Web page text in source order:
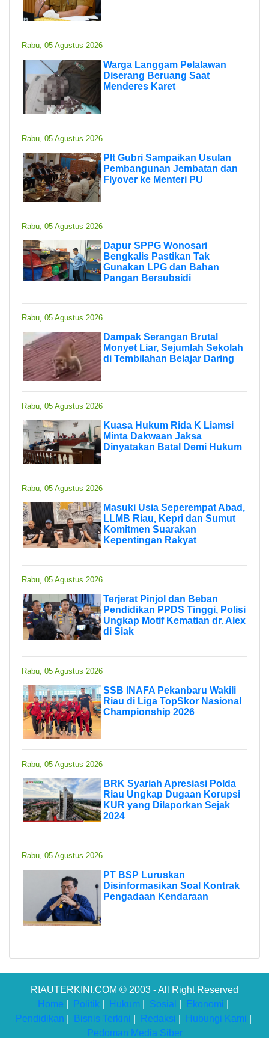
Rabu, 05 Agustus 2026
Warga Langgam Pelalawan
Diserang Beruang Saat
Menderes Karet
Rabu, 05 Agustus 2026
Plt Gubri Sampaikan Usulan
Pembangunan Jembatan dan
Flyover ke Menteri PU
Rabu, 05 Agustus 2026
Dapur SPPG Wonosari
Bengkalis Pastikan Tak
Gunakan LPG dan Bahan
Pangan Bersubsidi
Rabu, 05 Agustus 2026
Dampak Serangan Brutal
Monyet Liar, Sejumlah Sekolah
di Tembilahan Belajar Daring
Rabu, 05 Agustus 2026
Kuasa Hukum Rida K Liamsi
Minta Dakwaan Jaksa
Dinyatakan Batal Demi Hukum
Rabu, 05 Agustus 2026
Masuki Usia Seperempat Abad,
LLMB Riau, Kepri dan Sumut
Komitmen Suarakan
Kepentingan Rakyat
Rabu, 05 Agustus 2026
Terjerat Pinjol dan Beban
Pendidikan PPDS Tinggi, Polisi
Ungkap Motif Kematian dr. Alex
di Siak
Rabu, 05 Agustus 2026
SSB INAFA Pekanbaru Wakili
Riau di Liga TopSkor Nasional
Championship 2026
Rabu, 05 Agustus 2026
BRK Syariah Apresiasi Polda
Riau Ungkap Dugaan Korupsi
KUR yang Dilaporkan Sejak
2024
Rabu, 05 Agustus 2026
PT BSP Luruskan
Disinformasikan Soal Kontrak
Pengadaan Kendaraan
RIAUTERKINI.COM © 2003 - All Right Reserved
Home
Politik Hukum Sosial Ekonomi
Pendidikan
Bisnis Terkini Redaksi Hubungi Kami
Pedoman Media Siber